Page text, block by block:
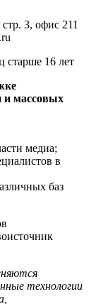
3, офис 211
старше 16 лет
и массовых
медиа;
в
баз
технологии